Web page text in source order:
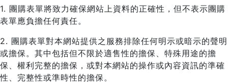
1. 團購表單將致力確保網站上資料的正確性，但不表示團購
表單應負擔任何責任。
2. 團購表單對本網站提供之服務排除任何明示或暗示的聲明
或擔保。其中包括但不限於適售性的擔保、特殊用途的擔
保、權利完整的擔保，或對本網站的操作或內容資訊的準確
性、完整性或準時性的擔保。